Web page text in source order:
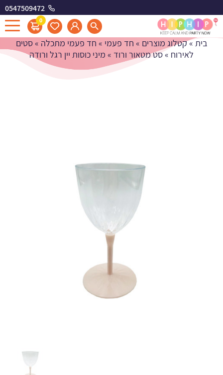
0547509472
0
מיני כוסות יין רגל ורודה
בית»קטלוג מוצרים » חד פעמי » חד פעמי מתכלה »סטים
לאירוח »סט מטאור ורוד » מיני כוסות יין רגל ורודה